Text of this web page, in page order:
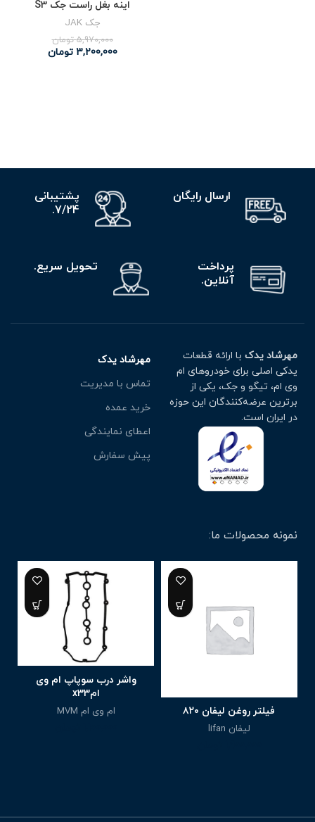
اینه بغل راست جک S3
جک JAK
5,970,000 تومان
3,200,000 تومان
ارسال رایگان
پشتیبانی
7/24.
پرداخت
آنلاین.
تحویل سریع.
مهرشاد یدک با ارائه قطعات
یدکی اصلی برای خودروهای ام
وی ام، تیگو و جک، یکی از
برترین عرضه‌کنندگان این حوزه
در ایران است.
مهرشاد یدک
تماس با مدیریت
خرید عمده
اعطای نمایندگی
پیش سفارش
نمونه محصولات ما:
فیلتر روغن لیفان ۸۲۰
لیفان lifan
واشر درب سوپاپ ام وی
امx33
ام وی ام MVM